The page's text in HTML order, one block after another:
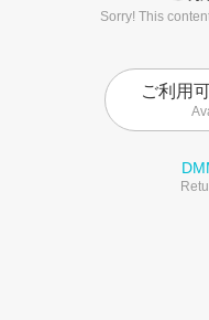
Sorry! This
ご利用